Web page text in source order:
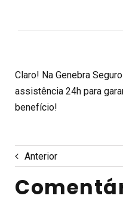
Claro! Na Genebra
assistência 24h para
benefício!
Anterior